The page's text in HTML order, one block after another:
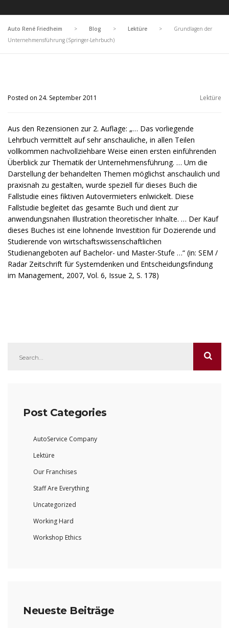
Auto René Friedheim > Blog > Lektüre >
Grundlagen der
Unternehmensführung (Springer-Lehrbuch)
Posted on 24. September 2011 Lektüre
Aus den Rezensionen zur 2. Auflage: „… Das vorliegende
Lehrbuch vermittelt auf sehr anschauliche, in allen Teilen
vollkommen nachvollziehbare Weise einen ersten einführenden
Überblick zur Thematik der Unternehmensführung. … Um die
Darstellung der behandelten Themen möglichst anschaulich und
praxisnah zu gestalten, wurde speziell für dieses Buch die
Fallstudie eines fiktiven Autovermieters enlwickelt. Diese
Fallstudie begleitet das gesamte Buch und dient zur
anwendungsnahen Illustration theoretischer Inhalte. … Der Kauf
dieses Buches ist eine lohnende Investition für Dozierende und
Studierende von wirtschaftswissenschaftlichen
Studienangeboten auf Bachelor- und Master-Stufe …“ (in: SEM /
Radar Zeitschrift für Systemdenken und Entscheidungsfindung
im Management, 2007, Vol. 6, Issue 2, S. 178)
Post Categories
AutoService Company
Lektüre
Our Franchises
Staff Are Everything
Uncategorized
Working Hard
Workshop Ethics
Neueste Beiträge